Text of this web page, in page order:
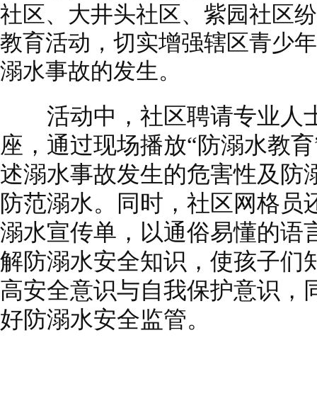
社区、大井头社区、紫园社区
教育活动，切实增强辖区青少
溺水事故的发生。
活动中，社区聘请专业人
座，通过现场播放“防溺水教
述溺水事故发生的危害性及防
防范溺水。同时，社区网格
溺水宣传单，以通俗易懂的语
解防溺水安全知识，使孩子们
高安全意识与自我保护意识，
好防溺水安全监管。